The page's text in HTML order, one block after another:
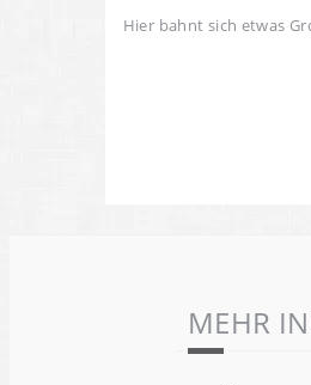
Hier bahnt sich etwas
MEHR